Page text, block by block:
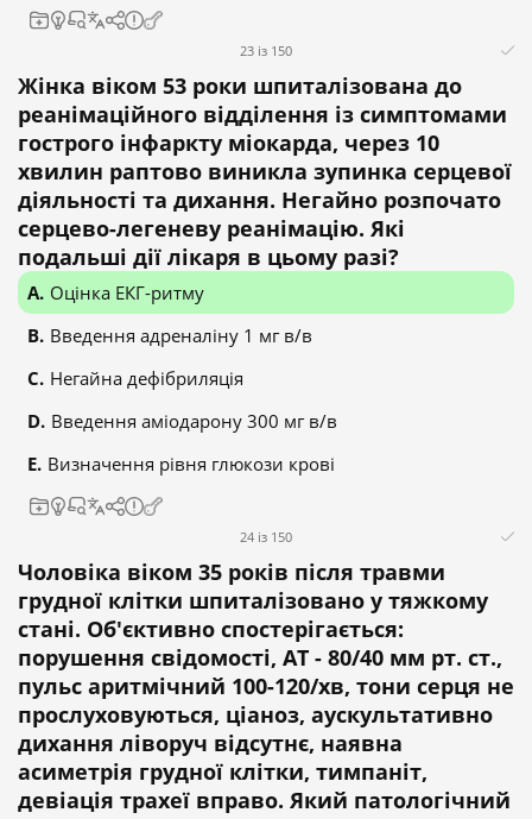
23 із 150
Жінка віком 53 роки шпиталізована до
реанімаційного відділення із симптомами
гострого інфаркту міокарда, через 10
хвилин раптово виникла зупинка серцевої
діяльності та дихання. Негайно розпочато
серцево-легеневу реанімацію. Які
подальші дії лікаря в цьому разі?
Оцінка ЕКГ-ритму
Введення адреналіну 1 мг в/в
Негайна дефібриляція
Введення аміодарону 300 мг в/в
Визначення рівня глюкози крові
24 із 150
Чоловіка віком 35 років після травми
грудної клітки шпиталізовано у тяжкому
стані. Об'єктивно спостерігається:
порушення свідомості, АТ - 80/40 мм рт. ст.,
пульс аритмічний 100-120/хв, тони серця не
прослуховуються, ціаноз, аускультативно
дихання ліворуч відсутнє, наявна
асиметрія грудної клітки, тимпаніт,
девіація трахеї вправо. Який патологічний